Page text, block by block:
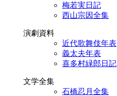
梅若実日記
西山宗因全集
演劇資料
近代歌舞伎年表
義太夫年表
喜多村緑郎日記
文学全集
石橋忍月全集